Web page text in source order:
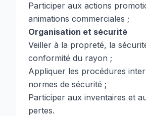
Participer aux actions
animations commerciales ;
Organisation et sécurité
Veiller à la propreté, la
conformité du rayon ;
Appliquer les procédures
normes de sécurité ;
Participer aux inventaires et
pertes.